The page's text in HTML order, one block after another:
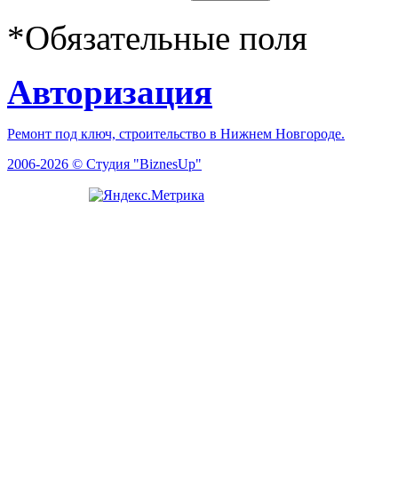
*Обязательные поля
Авторизация
Ремонт под ключ, строительство в Нижнем Новгороде.
2006-2026 © Студия "BiznesUp"